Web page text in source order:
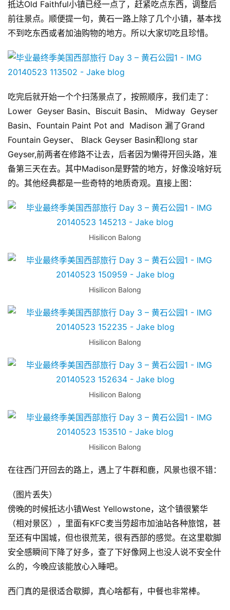
专
栏
行
业
动
碎
碎
念
推
荐
工
于
登录 注册
抵达Old Faithful小镇已经一点了，赶紧吃点东西，调整后
前往景点。顺便提一句，黄石一路上除了几个小镇，基本找
不到吃东西或者加油购物的地方。所以大家切吃且珍惜。
吃完后就开始一个个扫荡景点了，按照顺序，我们走了：
Lower  Geyser Basin、Biscuit Basin、 Midway  Geyser
Basin、Fountain Paint Pot and  Madison 漏了Grand
Fountain Geyser、 Black Geyser Basin和long star
Geyser,前两者在修路不让去，后者因为懒得开回头路，准
备第三天在去。其中Madison是野营的地方，好像没啥好玩
的。其他经典都是一些奇特的地质奇观。直接上图：
Hisilicon Balong
Hisilicon Balong
Hisilicon Balong
Hisilicon Balong
Hisilicon Balong
在往西门开回去的路上，遇上了牛群和鹿，风景也很不错：
（图片丢失）
傍晚的时候抵达小镇West Yellowstone，这个镇很繁华
（相对景区），里面有KFC麦当劳超市加油站各种旅馆，甚
至还有中国城，但也很荒芜，很有西部的感觉。在这里歇脚
安全感瞬间下降了好多，查了下好像网上也没人说不安全什
么的，今晚应该能放心入睡吧。
西门真的是很适合歇脚，真心啥都有，中餐也非常棒。